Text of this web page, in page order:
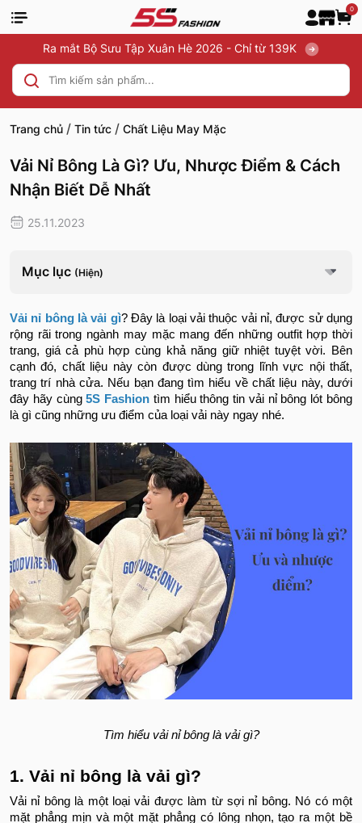
0
Ra mắt Bộ Sưu Tập Xuân Hè 2026 - Chỉ từ 139K
Trang chủ / Tin tức / Chất Liệu May Mặc
Vải Nỉ Bông Là Gì? Ưu, Nhược Điểm & Cách
Nhận Biết Dễ Nhất
25.11.2023
Mục lục (Hiện)
Vải nỉ bông là vải gì? Đây là loại vải thuộc vải nỉ, được sử dụng
rộng rãi trong ngành may mặc mang đến những outfit hợp thời
trang, giá cả phù hợp cùng khả năng giữ nhiệt tuyệt vời. Bên
cạnh đó, chất liệu này còn được dùng trong lĩnh vực nội thất,
trang trí nhà cửa. Nếu bạn đang tìm hiểu về chất liệu này, dưới
đây hãy cùng5S Fashion tìm hiểu thông tin vải nỉ bông lót bông
là gì cũng những ưu điểm của loại vải này ngay nhé.
Tìm hiểu vải nỉ bông là vải gì?
1. Vải nỉ bông là vải gì?
Vải nỉ bông là một loại vải được làm từ sợi nỉ bông. Nó có một
mặt phẳng mịn và một mặt phẳng có lông nhọn, tạo ra một bề